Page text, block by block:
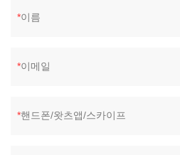
이름
이메일
핸드폰/왓츠앱/스카이프